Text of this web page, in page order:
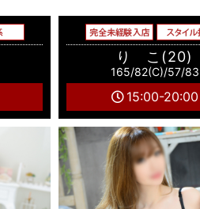
り こ(20)
165/82(C)/57/83
15:00-20:00